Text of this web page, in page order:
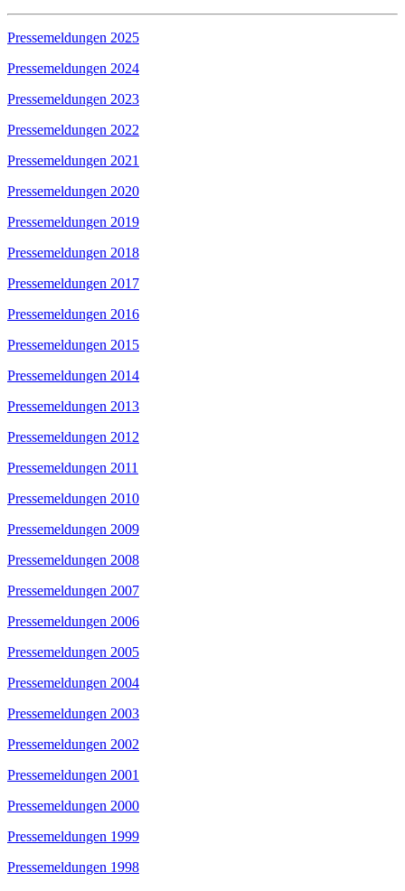
Pressemeldungen 2025
Pressemeldungen 2024
Pressemeldungen 2023
Pressemeldungen 2022
Pressemeldungen 2021
Pressemeldungen 2020
Pressemeldungen 2019
Pressemeldungen 2018
Pressemeldungen 2017
Pressemeldungen 2016
Pressemeldungen 2015
Pressemeldungen 2014
Pressemeldungen 2013
Pressemeldungen 2012
Pressemeldungen 2011
Pressemeldungen 2010
Pressemeldungen 2009
Pressemeldungen 2008
Pressemeldungen 2007
Pressemeldungen 2006
Pressemeldungen 2005
Pressemeldungen 2004
Pressemeldungen 2003
Pressemeldungen 2002
Pressemeldungen 2001
Pressemeldungen 2000
Pressemeldungen 1999
Pressemeldungen 1998